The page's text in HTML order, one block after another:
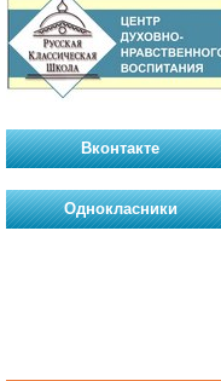
Вконтакте
Однокласники